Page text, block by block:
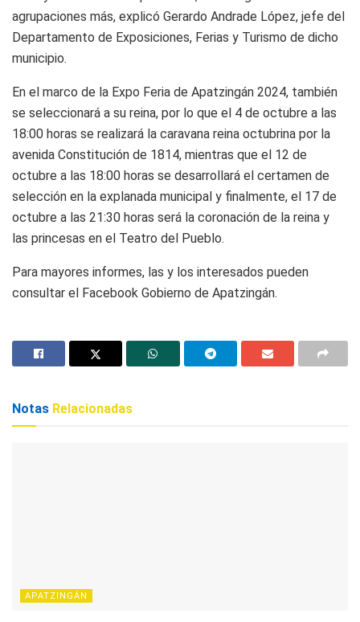
agrupaciones más, explicó Gerardo Andrade López, jefe del
Departamento de Exposiciones, Ferias y Turismo de dicho
municipio.
En el marco de la Expo Feria de Apatzingán 2024, también
se seleccionará a su reina, por lo que el 4 de octubre a las
18:00 horas se realizará la caravana reina octubrina por la
avenida Constitución de 1814, mientras que el 12 de
octubre a las 18:00 horas se desarrollará el certamen de
selección en la explanada municipal y finalmente, el 17 de
octubre a las 21:30 horas será la coronación de la reina y
las princesas en el Teatro del Pueblo.
Para mayores informes, las y los interesados pueden
consultar el Facebook Gobierno de Apatzingán.
Notas Relacionadas
APATZINGÁN